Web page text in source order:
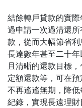
結餘轉戶貸款的實
過申請一次過清還
款，從而大幅節省
長達數年甚至二十
且清晰的還款目標
定額還款等，可在
不再遙遙無期，降
紀錄，實現長遠理財